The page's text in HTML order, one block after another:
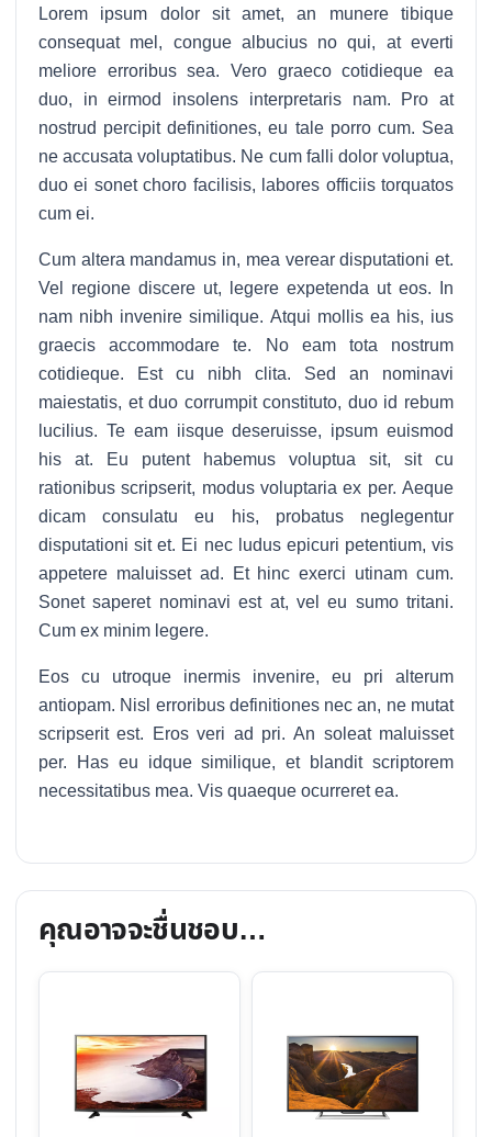
Lorem ipsum dolor sit amet, an munere tibique
consequat mel, congue albucius no qui, at everti
meliore erroribus sea. Vero graeco cotidieque ea
duo, in eirmod insolens interpretaris nam. Pro at
nostrud percipit definitiones, eu tale porro cum. Sea
ne accusata voluptatibus. Ne cum falli dolor voluptua,
duo ei sonet choro facilisis, labores officiis torquatos
cum ei.
Cum altera mandamus in, mea verear disputationi et.
Vel regione discere ut, legere expetenda ut eos. In
nam nibh invenire similique. Atqui mollis ea his, ius
graecis accommodare te. No eam tota nostrum
cotidieque. Est cu nibh clita. Sed an nominavi
maiestatis, et duo corrumpit constituto, duo id rebum
lucilius. Te eam iisque deseruisse, ipsum euismod
his at. Eu putent habemus voluptua sit, sit cu
rationibus scripserit, modus voluptaria ex per. Aeque
dicam consulatu eu his, probatus neglegentur
disputationi sit et. Ei nec ludus epicuri petentium, vis
appetere maluisset ad. Et hinc exerci utinam cum.
Sonet saperet nominavi est at, vel eu sumo tritani.
Cum ex minim legere.
Eos cu utroque inermis invenire, eu pri alterum
antiopam. Nisl erroribus definitiones nec an, ne mutat
scripserit est. Eros veri ad pri. An soleat maluisset
per. Has eu idque similique, et blandit scriptorem
necessitatibus mea. Vis quaeque ocurreret ea.
คุณอาจจะชื่นชอบ…